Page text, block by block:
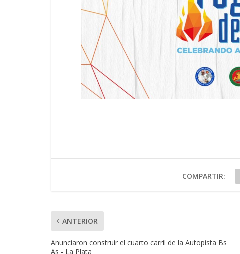
COMPARTIR:
ANTERIOR
Anunciaron construir el cuarto carril de la Autopista Bs
As - La Plata